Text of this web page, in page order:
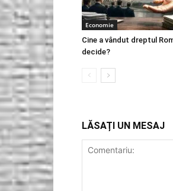
Economie
Cine a vândut dreptul
decide?
LĂSAȚI UN MESAJ